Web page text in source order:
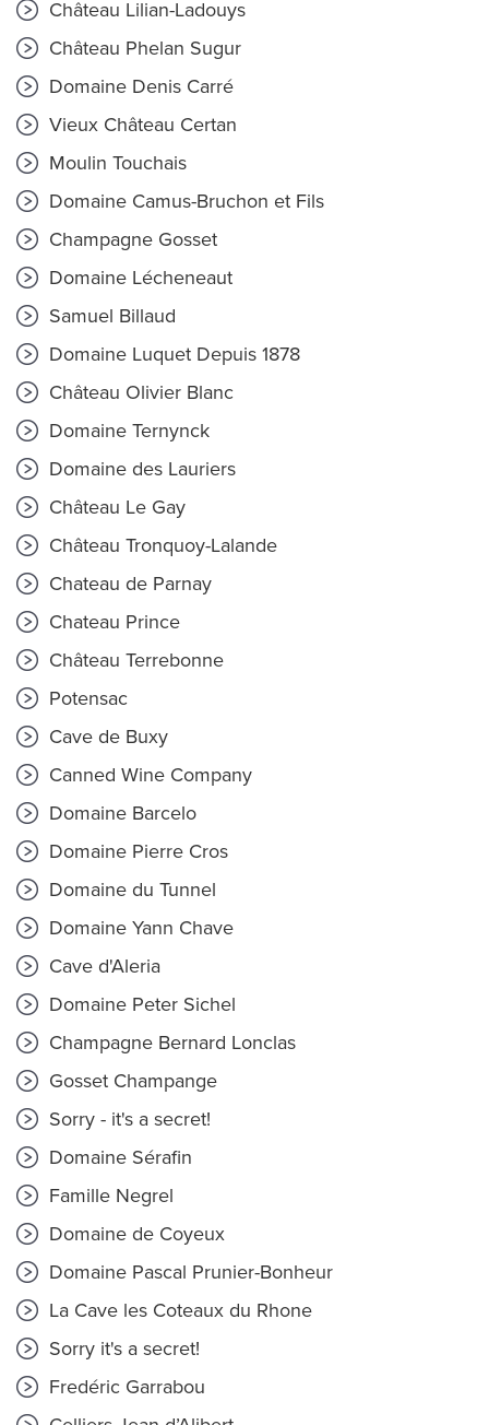
Château Lilian-Ladouys
Château Phelan Sugur
Domaine Denis Carré
Vieux Château Certan
Moulin Touchais
Domaine Camus-Bruchon et Fils
Champagne Gosset
Domaine Lécheneaut
Samuel Billaud
Domaine Luquet Depuis 1878
Château Olivier Blanc
Domaine Ternynck
Domaine des Lauriers
Château Le Gay
Château Tronquoy-Lalande
Chateau de Parnay
Chateau Prince
Château Terrebonne
Potensac
Cave de Buxy
Canned Wine Company
Domaine Barcelo
Domaine Pierre Cros
Domaine du Tunnel
Domaine Yann Chave
Cave d'Aleria
Domaine Peter Sichel
Champagne Bernard Lonclas
Gosset Champange
Sorry - it's a secret!
Domaine Sérafin
Famille Negrel
Domaine de Coyeux
Domaine Pascal Prunier-Bonheur
La Cave les Coteaux du Rhone
Sorry it's a secret!
Fredéric Garrabou